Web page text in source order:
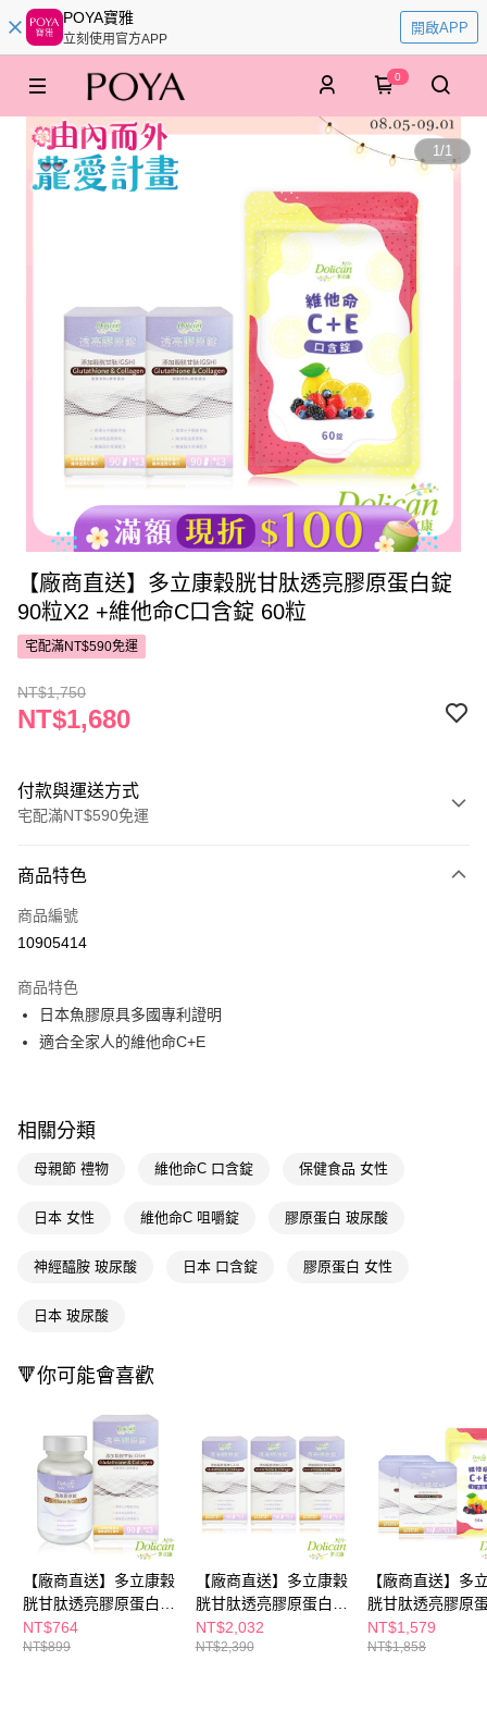
POYA寶雅
立刻使用官方APP
開啟APP
0
1/1
【廠商直送】多立康穀胱甘肽透亮膠原蛋白錠
90粒X2 +維他命C口含錠 60粒
宅配滿NT$590免運
NT$1,750
NT$1,680
付款與運送方式
宅配滿NT$590免運
POYA支付
信用卡一次付款
Apple Pay
街口支付
Google Pay
AFTEE先享後付
【關於「AFTEE先享後付」】
便利好安心！
３．安心：先確認商品／服務後，再付款。
１．於結帳方式選擇「AFTEE先享後付」後，將跳轉至「AFTEE先享後付」
２．訂單成立數日內，您將收到繳費通知簡訊。
３．收到繳費通知簡訊後14天內，點擊此簡訊中的連結，可透過四大超商／
ATM／網路銀行／等多元方式進行付款，方視為交易完成。
※ 請注意：結帳手續完成當下不需立刻繳費，但若您需要取消訂單，請聯絡
購買商品的店家。未經商家同意取消之訂單仍視為有效，需透過AFTEE先享
後付繳納相關費用。
※ 交易是否成功請以「AFTEE先享後付 」之結帳頁面顯示為準，若有關於
是否繳費成功／繳費後需取消欲退款等相關疑問，請聯繫「AFTEE先享後付
客戶支援中心」https://netprotections.freshdesk.com/support/home
【注意事項】
１．透過由恩沛科技股份有限公司提供之「AFTEE先享後付」服務完成之交
易，需依本服務之必要範圍內提供個人資料，並將交易相關給付款項請求債
每筆NT$100，滿NT$590(含以上)免運費
每筆NT$300
商品特色
商品編號
10905414
商品特色
日本魚膠原具多國專利證明
適合全家人的維他命C+E
相關分類
母親節 禮物 維他命C 口含錠 保健食品 女性
日本 女性 維他命C 咀嚼錠 膠原蛋白 玻尿酸
神經醯胺 玻尿酸 日本 口含錠 膠原蛋白 女性
日本 玻尿酸
🔻你可能會喜歡
【廠商直送】多立康穀
胱甘肽透亮膠原蛋白錠
90粒
NT$764
NT$899
【廠商直送】多立康穀
胱甘肽透亮膠原蛋白錠
90粒x3
NT$2,032
NT$2,390
【廠商直送】多
胱甘肽透亮膠原
(3.1g/包，30包/
+維他命C
NT$1,579
NT$1,858